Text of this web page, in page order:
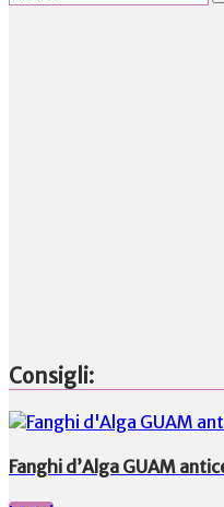
Consigli:
Fanghi d’Alga GUAM